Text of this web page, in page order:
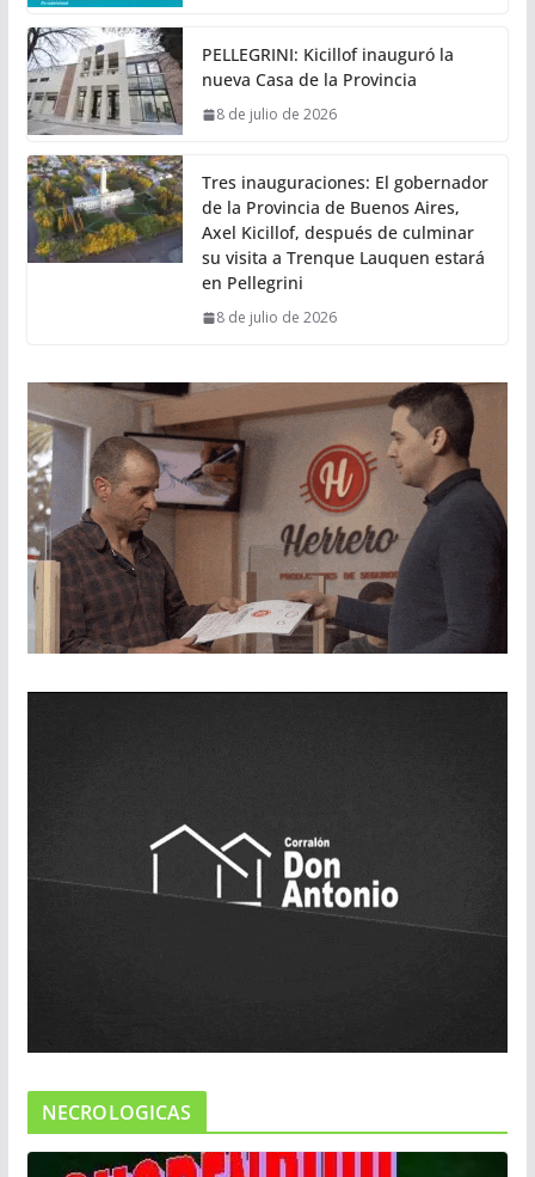
PELLEGRINI: Kicillof inauguró la
nueva Casa de la Provincia
8 de julio de 2026
Tres inauguraciones: El gobernador
de la Provincia de Buenos Aires,
Axel Kicillof, después de culminar
su visita a Trenque Lauquen estará
en Pellegrini
8 de julio de 2026
NECROLOGICAS